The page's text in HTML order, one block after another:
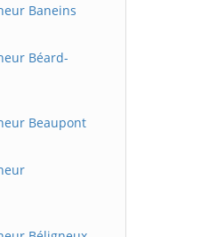
Baneins
Béard-
Beaupont